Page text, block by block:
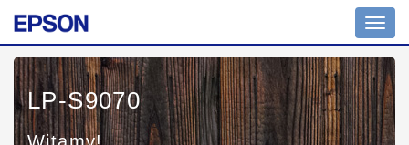
LP-S9070